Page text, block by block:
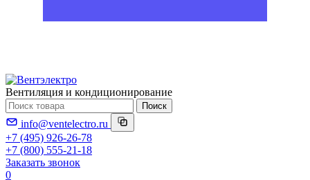
Вентиляция и кондиционирование
Поиск
info@ventelectro.ru
+7 (495) 926-26-78
+7 (800) 555-21-18
Заказать звонок
0